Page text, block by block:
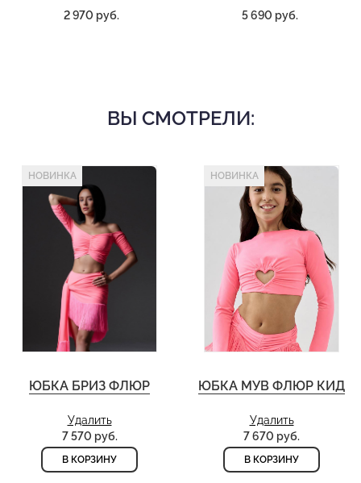
2 970 руб. 5 690 руб.
ВЫ СМОТРЕЛИ:
НОВИНКА
ЮБКА БРИЗ ФЛЮР
Удалить
7 570 руб.
В КОРЗИНУ
НОВИНКА
ЮБКА МУВ ФЛЮР КИД
Удалить
7 670 руб.
В КОРЗИНУ